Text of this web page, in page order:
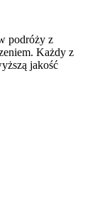
podróży z
Każdy z
jakość